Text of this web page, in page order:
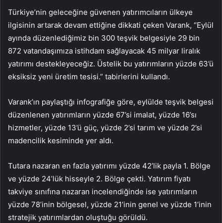
Türkiye’nin geleceğine güvenen yatırımcıların ülkeye
ilgisinin artarak devam ettiğine dikkati çeken Varank, “Eylül
ayında düzenlediğimiz bin 300 teşvik belgesiyle 29 bin
872 vatandaşımıza istihdam sağlayacak 45 milyar liralık
yatırımı destekleyeceğiz. Üstelik bu yatırımların yüzde 63’ü
eksiksiz yeni üretim tesisi.” tabirlerini kullandı.
Varank’ın paylaştığı infografiğe göre, eylülde teşvik belgesi
düzenlenen yatırımların yüzde 67’si imalat, yüzde 16’sı
hizmetler, yüzde 13’ü güç, yüzde 2’si tarım ve yüzde 2’si
madencilik kesiminde yer aldı.
Tutara nazaran en fazla yatırımı yüzde 42’lik payla 1. Bölge
ve yüzde 24’lük hisseyle 2. Bölge çekti. Yatırım fiyatı
takviye sınıfına nazaran incelendiğinde ise yatırımların
yüzde 78’inin bölgesel, yüzde 21’inin genel ve yüzde 1’inin
stratejik yatırımlardan oluştuğu görüldü.